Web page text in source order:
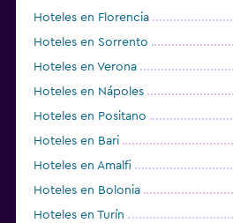
Hoteles en Florencia
Hoteles en Sorrento
Hoteles en Verona
Hoteles en Nápoles
Hoteles en Positano
Hoteles en Bari
Hoteles en Amalfi
Hoteles en Bolonia
Hoteles en Turín